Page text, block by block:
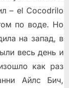
– el Cocodrilo
по воде. Но
на запад, в
весь день и
как раз
Айлс Бич,